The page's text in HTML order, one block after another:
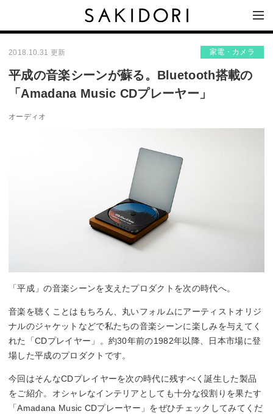
2018.10.31 更新 家電・カメラ
平成の音楽シーンが蘇る。Bluetooth搭載の
「Amadana Music CDプレーヤー」
オーディオ
「平成」の音楽シーンを支えたプロダクトを次の時代へ。
音楽を聴くことはもちろん、丸いフォルムにアーティストオリジ
ナルのジャケットなどで私たちの音楽シーンに楽しみを与えてく
れた「CDプレイヤー」。約30年前の1982年以降、日本市場に登
場した平成のプロダクトです。
今回はそんなCDプレイヤーを次の時代に残すべく誕生した製品
をご紹介。オシャレなインテリアとしても十分な役割りを果たす
「Amadana Music CDプレーヤー」をぜひチェックしてみてくだ